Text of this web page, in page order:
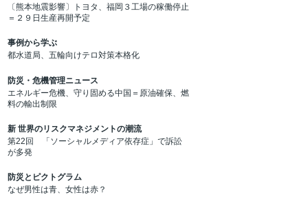
〔熊本地震影響〕トヨタ、福岡３工場の稼働停止
＝２９日生産再開予定
事例から学ぶ
都水道局、五輪向けテロ対策本格化
防災・危機管理ニュース
エネルギー危機、守り固める中国＝原油確保、燃
料の輸出制限
新 世界のリスクマネジメントの潮流
第22回 「ソーシャルメディア依存症」で訴訟
が多発
防災とピクトグラム
なぜ男性は青、女性は赤？